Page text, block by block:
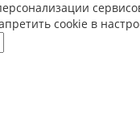
cookie в